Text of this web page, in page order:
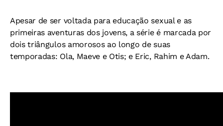
Apesar de ser voltada para educação sexual e as
primeiras aventuras dos jovens, a série é marcada por
dois triângulos amorosos ao longo de suas
temporadas: Ola, Maeve e Otis; e Eric, Rahim e Adam.